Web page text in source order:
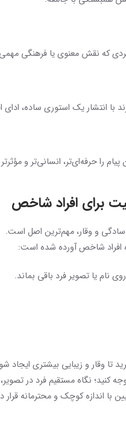
که نقش معنوی یا فرهنگی
با انتشار یک استوری ساده، ادای
را حرفه‌ای‌تر، انسانی‌تر و
برای افراد شاخص
و وقار، مهم‌ترین اصل است.
افراد شاخص آورده شده است:
نام یا تصویر فرد باقی بماند.
تا وقار و زیبایی بیشتری ایجاد
کنید؛ نگاه مستقیم فرد در
با اندازه کوچک و محترمانه قرار